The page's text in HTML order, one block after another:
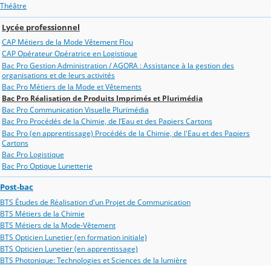
Théâtre
Lycée professionnel
CAP Métiers de la Mode Vêtement Flou
CAP Opérateur Opératrice en Logistique
Bac Pro Gestion Administration / AGORA : Assistance à la gestion des
organisations et de leurs activités
Bac Pro Métiers de la Mode et Vêtements
Bac Pro Réalisation de Produits Imprimés et Plurimédia
Bac Pro Communication Visuelle Plurimédia
Bac Pro Procédés de la Chimie, de l’Eau et des Papiers Cartons
Bac Pro (en apprentissage) Procédés de la Chimie, de l'Eau et des Papiers
Cartons
Bac Pro Logistique
Bac Pro Optique Lunetterie
Post-bac
BTS Études de Réalisation d'un Projet de Communication
BTS Métiers de la Chimie
BTS Métiers de la Mode-Vêtement
BTS Opticien Lunetier (en formation initiale)
BTS Opticien Lunetier (en apprentissage)
BTS Photonique: Technologies et Sciences de la lumière